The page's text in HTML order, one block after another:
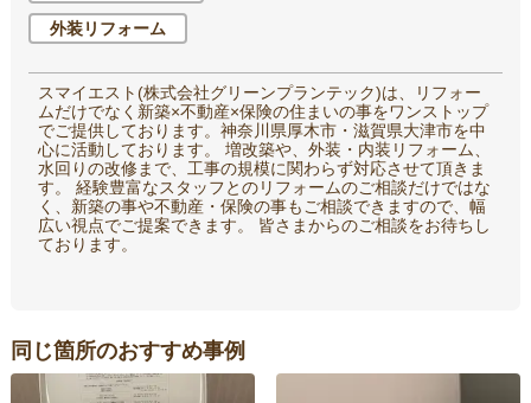
外装リフォーム
スマイエスト(株式会社グリーンプランテック)は、リフォー
ムだけでなく新築×不動産×保険の住まいの事をワンストップ
でご提供しております。神奈川県厚木市・滋賀県大津市を中
心に活動しております。 増改築や、外装・内装リフォーム、
水回りの改修まで、工事の規模に関わらず対応させて頂きま
す。 経験豊富なスタッフとのリフォームのご相談だけではな
く、新築の事や不動産・保険の事もご相談できますので、幅
広い視点でご提案できます。 皆さまからのご相談をお待ちし
ております。
同じ箇所のおすすめ事例